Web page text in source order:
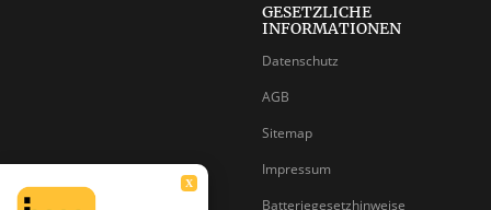
X
GESETZLICHE
INFORMATIONEN
Datenschutz
AGB
Sitemap
Impressum
Batteriegesetzhinweise